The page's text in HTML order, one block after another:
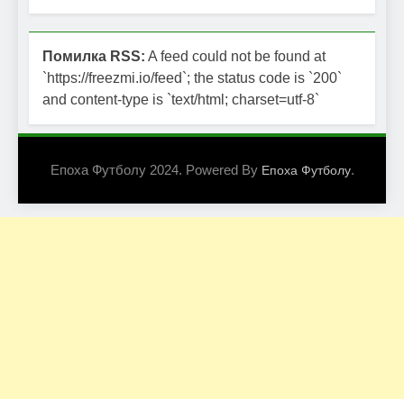
Помилка RSS: A feed could not be found at
`https://freezmi.io/feed`; the status code is `200`
and content-type is `text/html; charset=utf-8`
Епоха Футболу 2024. Powered By Епоха Футболу.